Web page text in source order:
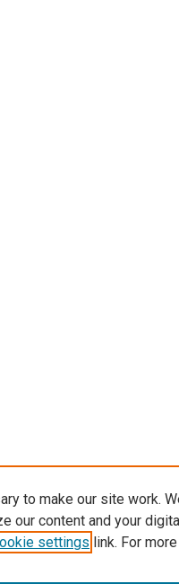
to make our site work.
our content and your
settings link. For